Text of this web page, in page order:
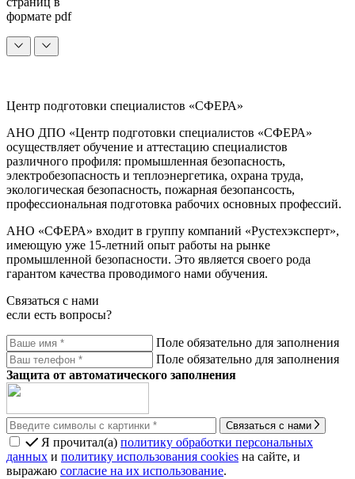
формате pdf
Центр подготовки специалистов «СФЕРА»
АНО ДПО «Центр подготовки специалистов «СФЕРА»
осуществляет обучение и аттестацию специалистов
различного профиля: промышленная безопасность,
электробезопасность и теплоэнергетика, охрана труда,
экологическая безопасность, пожарная безопансость,
профессиональная подготовка рабочих основных профессий.
АНО «СФЕРА» входит в группу компаний «Рустехэксперт»,
имеющую уже 15-летний опыт работы на рынке
промышленной безопасности. Это является своего рода
гарантом качества проводимого нами обучения.
Связаться с нами
если есть вопросы?
Поле обязательно для заполнения
Поле обязательно для заполнения
Защита от автоматического заполнения
Связаться с нами
Я прочитал(а) политику обработки персональных
данных и политику использования cookies на сайте, и
выражаю согласие на их использование.